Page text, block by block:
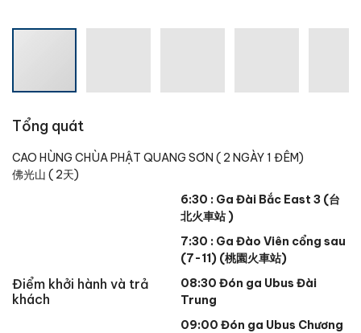
Tổng quát
CAO HÙNG CHÙA PHẬT QUANG SƠN ( 2 NGÀY 1 ĐÊM)
佛光山 ( 2天)
Điểm khởi hành và trả
khách
6:30 : Ga Đài Bắc East 3 (台
北火車站 )
7:30 : Ga Đào Viên cổng sau
(7-11) (桃園火車站)
08:30 Đón ga Ubus Đài
Trung
09:00 Đón ga Ubus Chương